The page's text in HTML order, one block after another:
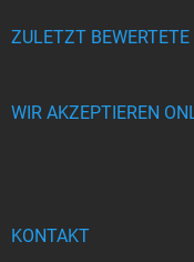
ZULETZT
WIR AKZEPTIEREN
KONTAKT